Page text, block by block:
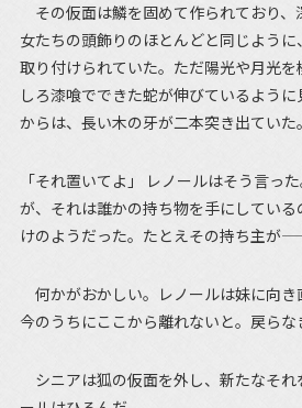
その仮面は鱗を固めて作られており、
女たちの頭飾りのほとんどと同じよう
取り付けられていた。ただ陽光や月光
しろ漆喰でできた蛇が伸びているよう
からは、長い木の牙が二本突き出ていた。
「それ置いてよ」 レノールはそう言っ
が、それは誰かの持ち物を手にしてい
けのようだった。たとえその持ち主が――
何かがおかしい。レノールは妹に向き
今のうちにここから離れないと。戻らな
シニアは狐の仮面を外し、新たなそれ